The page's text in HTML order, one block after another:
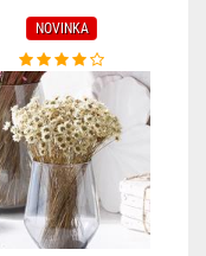
NOVINKA